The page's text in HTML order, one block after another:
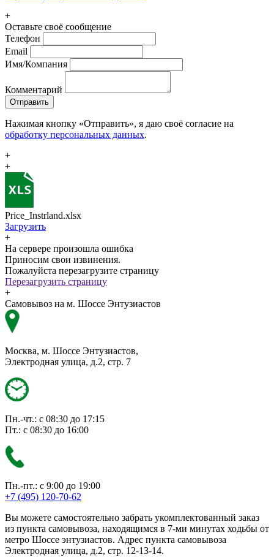
+
Оставьте своё сообщение
Телефон
Email
Имя/Компания
Комментарий
Отправить
Нажимая кнопку «Отправить», я даю своё согласие на
обработку персональных данных.
+
+
Price_Instrland.xlsx
Загрузить
+
На сервере произошла ошибка
Приносим свои извинения.
Пожалуйста перезагрузите страницу
Перезагрузить страницу
+
Самовывоз на м. Шоссе Энтузиастов
Москва, м. Шоссе Энтузиастов,
Электродная улица, д.2, стр. 7
Пн.-чт.: с 08:30 до 17:15
Пт.: с 08:30 до 16:00
Пн.-пт.: с 9:00 до 19:00
+7 (495) 120-70-62
Вы можете самостоятельно забрать укомплектованный заказ
из пункта самовывоза, находящимся в 7-ми минутах ходьбы от
метро Шоссе энтузиастов. Адрес пункта самовывоза
Электродная улица, д.2, стр. 12-13-14.